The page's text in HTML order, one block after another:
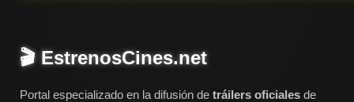
🎬 EstrenosCines.net
Portal especializado en la difusión de tráilers oficiales de